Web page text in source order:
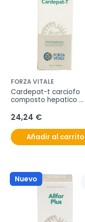
FORZA VITALE
Cardepat-t carciofo
composto hepatico
24,24 €
Añadir al carrito
Nuevo